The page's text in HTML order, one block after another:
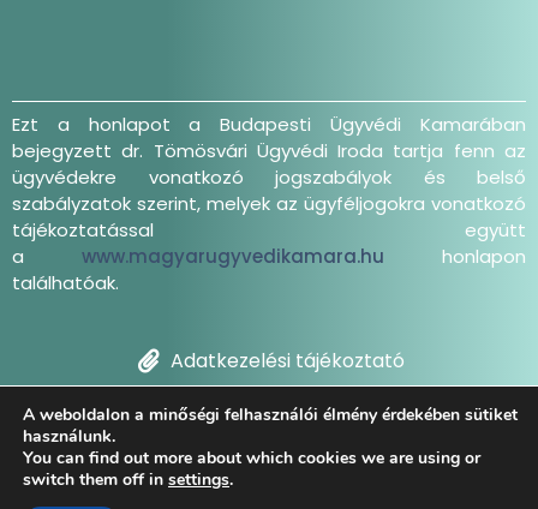
Ezt a honlapot a Budapesti Ügyvédi Kamarában
bejegyzett dr. Tömösvári Ügyvédi Iroda tartja fenn az
ügyvédekre vonatkozó jogszabályok és belső
szabályzatok szerint, melyek az ügyféljogokra vonatkozó
tájékoztatással együtt
a www.magyarugyvedikamara.hu honlapon
találhatóak.
Adatkezelési tájékoztató
Dr. Tömösvári Ügyvédi Iroda 2021 | Minden jog
fenntartva
A weboldalon a minőségi felhasználói élmény érdekében sütiket
használunk.
You can find out more about which cookies we are using or
switch them off in settings.